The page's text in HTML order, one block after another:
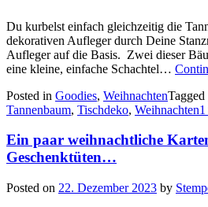
Du kurbelst einfach gleichzeitig die
dekorativen Aufleger durch Deine
Aufleger auf die Basis. Zwei dieser
eine kleine, einfache Schachtel…
Posted in Goodies, WeihnachtenTagged
Tannenbaum, Tischdeko, Weihnachten
Ein paar weihnachtliche
Geschenktüten…
Posted on 22. Dezember 2023 by